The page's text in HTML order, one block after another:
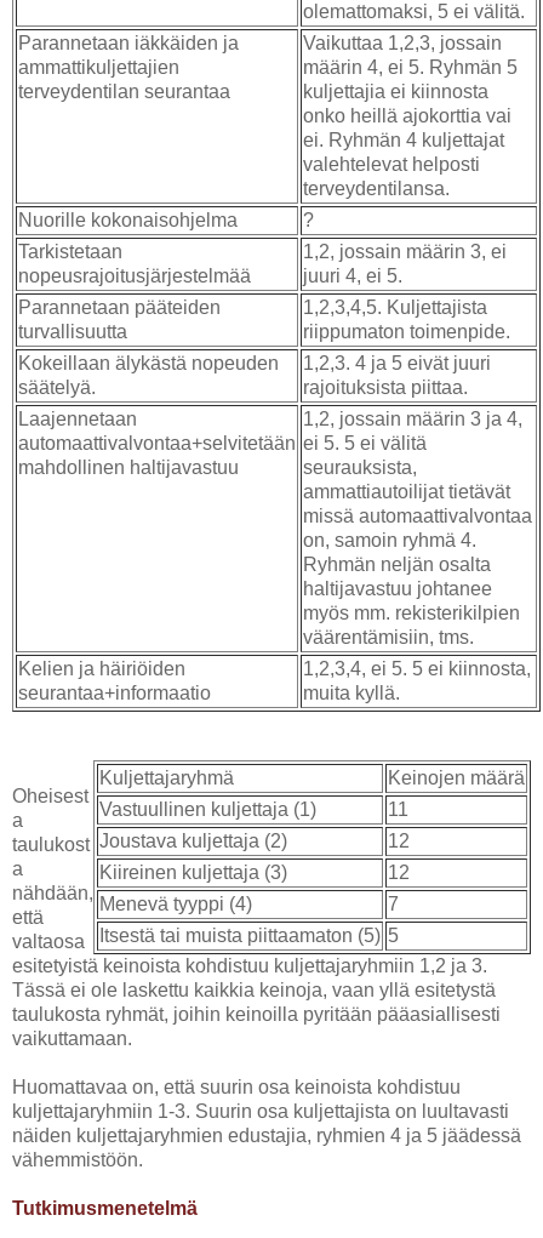
olemattomaksi, 5 ei välitä.
Parannetaan iäkkäiden ja
ammattikuljettajien
terveydentilan seurantaa
Vaikuttaa 1,2,3, jossain
määrin 4, ei 5. Ryhmän 5
kuljettajia ei kiinnosta
onko heillä ajokorttia vai
ei. Ryhmän 4 kuljettajat
valehtelevat helposti
terveydentilansa.
Nuorille kokonaisohjelma
?
Tarkistetaan
nopeusrajoitusjärjestelmää
1,2, jossain määrin 3, ei
juuri 4, ei 5.
Parannetaan pääteiden
turvallisuutta
1,2,3,4,5. Kuljettajista
riippumaton toimenpide.
Kokeillaan älykästä nopeuden
säätelyä.
1,2,3. 4 ja 5 eivät juuri
rajoituksista piittaa.
Laajennetaan
automaattivalvontaa+selvitetään
mahdollinen haltijavastuu
1,2, jossain määrin 3 ja 4,
ei 5. 5 ei välitä
seurauksista,
ammattiautoilijat tietävät
missä automaattivalvontaa
on, samoin ryhmä 4.
Ryhmän neljän osalta
haltijavastuu johtanee
myös mm. rekisterikilpien
väärentämisiin, tms.
Kelien ja häiriöiden
seurantaa+informaatio
1,2,3,4, ei 5. 5 ei kiinnosta,
muita kyllä.
Kuljettajaryhmä
Keinojen määrä
Vastuullinen kuljettaja (1)
11
Joustava kuljettaja (2)
12
Kiireinen kuljettaja (3)
12
Menevä tyyppi (4)
7
Itsestä tai muista piittaamaton (5) 5
Oheisest
a
taulukost
a
nähdään,
että
valtaosa
esitetyistä keinoista kohdistuu kuljettajaryhmiin 1,2 ja 3.
Tässä ei ole laskettu kaikkia keinoja, vaan yllä esitetystä
taulukosta ryhmät, joihin keinoilla pyritään pääasiallisesti
vaikuttamaan.
Huomattavaa on, että suurin osa keinoista kohdistuu
kuljettajaryhmiin 1-3. Suurin osa kuljettajista on luultavasti
näiden kuljettajaryhmien edustajia, ryhmien 4 ja 5 jäädessä
vähemmistöön.
Tutkimusmenetelmä